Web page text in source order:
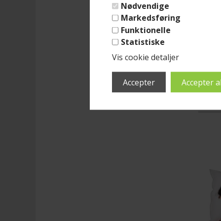
Nødvendige
Markedsføring
Funktionelle
Statistiske
Vis cookie detaljer